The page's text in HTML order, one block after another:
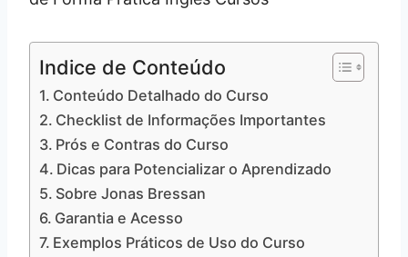
Indice de Conteúdo
Conteúdo Detalhado do Curso
Checklist de Informações Importantes
Prós e Contras do Curso
Dicas para Potencializar o Aprendizado
Sobre Jonas Bressan
Garantia e Acesso
Exemplos Práticos de Uso do Curso